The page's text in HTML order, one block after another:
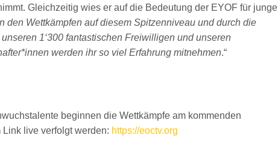
Gleichzeitig wies er auf die Bedeutung der EYOF für junge
den Wettkämpfen auf diesem Spitzenniveau und durch die
1‘300 fantastischen Freiwilligen und unseren
werden ihr so viel Erfahrung mitnehmen.“
beginnen die Wettkämpfe am kommenden
live verfolgt werden: https://eoctv.org